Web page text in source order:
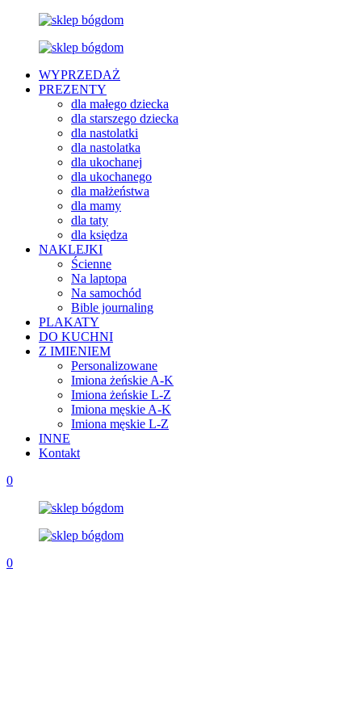
WYPRZEDAŻ
PREZENTY
dla małego dziecka
dla starszego dziecka
dla nastolatki
dla nastolatka
dla ukochanej
dla ukochanego
dla małżeństwa
dla mamy
dla taty
dla księdza
NAKLEJKI
Ścienne
Na laptopa
Na samochód
Bible journaling
PLAKATY
DO KUCHNI
Z IMIENIEM
Personalizowane
Imiona żeńskie A-K
Imiona żeńskie L-Z
Imiona męskie A-K
Imiona męskie L-Z
INNE
Kontakt
0
0